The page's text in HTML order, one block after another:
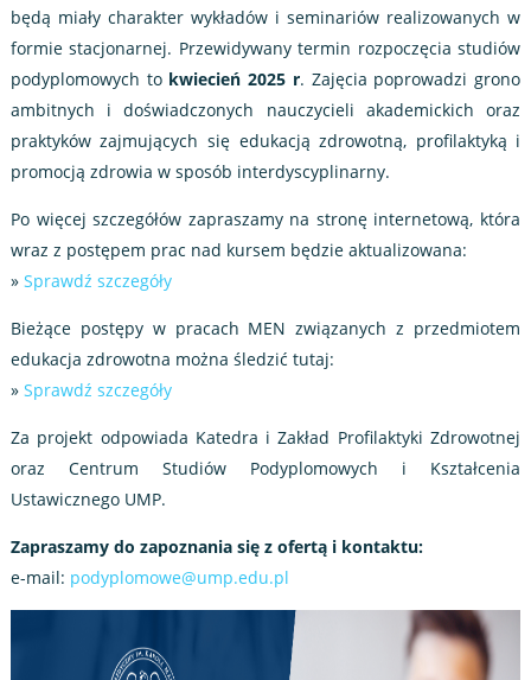
będą miały charakter wykładów i seminariów realizowanych w
formie stacjonarnej. Przewidywany termin rozpoczęcia studiów
podyplomowych to kwiecień 2025 r. Zajęcia poprowadzi grono
ambitnych i doświadczonych nauczycieli akademickich oraz
praktyków zajmujących się edukacją zdrowotną, profilaktyką i
promocją zdrowia w sposób interdyscyplinarny.
Po więcej szczegółów zapraszamy na stronę internetową, która
wraz z postępem prac nad kursem będzie aktualizowana:
» Sprawdź szczegóły
Bieżące postępy w pracach MEN związanych z przedmiotem
edukacja zdrowotna można śledzić tutaj:
» Sprawdź szczegóły
Za projekt odpowiada Katedra i Zakład Profilaktyki Zdrowotnej
oraz Centrum Studiów Podyplomowych i Kształcenia
Ustawicznego UMP.
Zapraszamy do zapoznania się z ofertą i kontaktu:
e-mail: podyplomowe@ump.edu.pl